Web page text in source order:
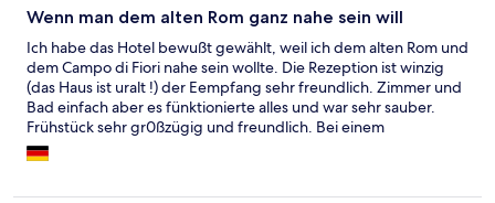
Wenn man dem alten Rom ganz nahe sein will
Ich habe das Hotel bewußt gewählt, weil ich dem alten Rom und
dem Campo di Fiori nahe sein wollte. Die Rezeption ist winzig
(das Haus ist uralt !) der Eempfang sehr freundlich. Zimmer und
Bad einfach aber es fünktionierte alles und war sehr sauber.
Frühstück sehr gr0ßzügig und freundlich. Bei einem
gesundheitlichen plötzlichen Problem war der Inhaber sehr
hilfreich.